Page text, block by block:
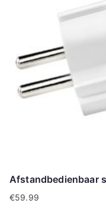
Afstandbedienbaar
€59.99